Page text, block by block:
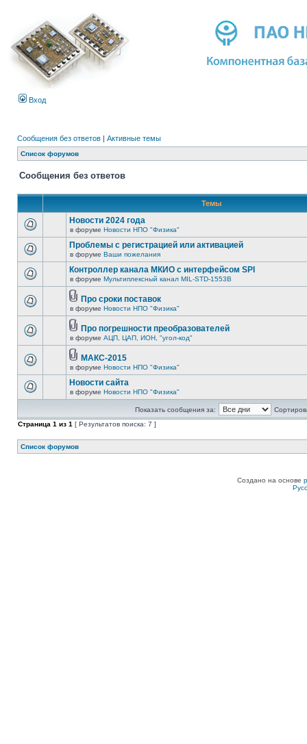
Вход
Сообщения без ответов | Активные темы
Список форумов
Сообщения без ответов
Темы
Новости 2024 года
в форуме Новости НПО "Физика"
Проблемы с регистрацией или активацией
в форуме Ваши пожелания
Контроллер канала МКИО с интерфейсом SPI
в форуме Мультиплексный канал MIL-STD-1553B
Про сроки поставок
в форуме Новости НПО "Физика"
Про погрешности преобразователей
в форуме АЦП, ЦАП, ИОН, "угол-код"
МАКС-2015
в форуме Новости НПО "Физика"
Новости сайта
в форуме Новости НПО "Физика"
Показать сообщения за:
Страница 1 из 1 [ Результатов поиска: 7 ]
Список форумов
Создано на основе